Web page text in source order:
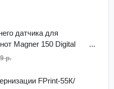
датчика для
Magner 150 Digital
р.
FPrint-55К/